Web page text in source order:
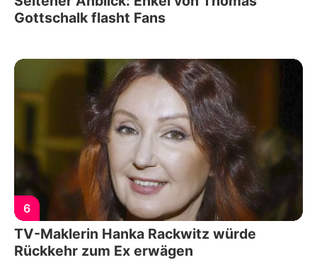
Gottschalk flasht Fans
6
TV-Maklerin Hanka Rackwitz würde
Rückkehr zum Ex erwägen